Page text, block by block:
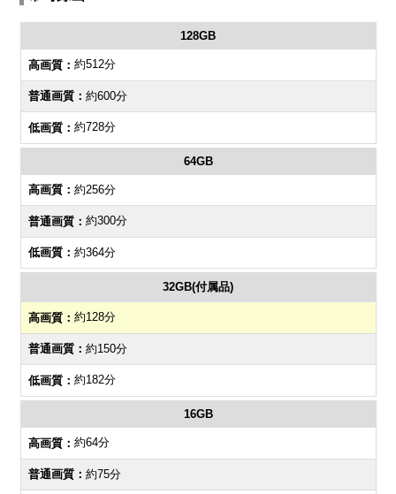
128GB
約512分
約600分
約728分
64GB
約256分
約300分
約364分
32GB(付属品)
約128分
約150分
約182分
16GB
約64分
約75分